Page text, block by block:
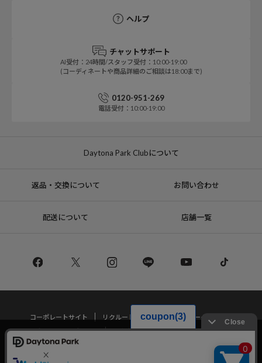
ヘルプ
チャットサポート
AI受付：24時間/スタッフ受付：10:00-19:00
(コーディネートや商品詳細のご相談は18:00まで)
0120-951-269
電話受付：10:00-19:00
Daytona Park Clubについて
返品・交換について お問い合わせ
配送について 店舗一覧
コーポレートサイト リクルート
サステナブルマークについて
プライバシーポリシー
特定商取引法・古物営業法に基づく表記
当サイトでは利用体験の向上およびコンテンツの最適な提供、トラフィック
の分析を目的としてCookieを使用しています。